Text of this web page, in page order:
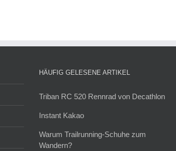
HÄUFIG GELESENE ARTIKEL
Triban RC 520 Rennrad von Decathlon
Instant Kakao
Warum Trailrunning-Schuhe zum
Wandern?